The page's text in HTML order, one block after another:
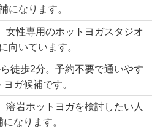
になります。
女性専用のホットヨガスタジオ
向いています。
徒歩2分。予約不要で通いやす
ガ候補です。
溶岩ホットヨガを検討したい人
になります。